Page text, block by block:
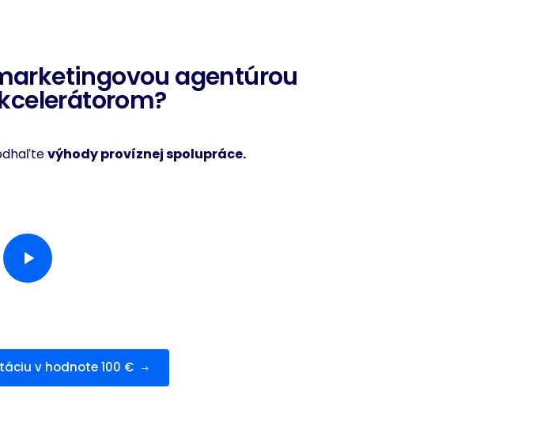
agentúrou
výhody províznej spolupráce.
v hodnote 100 €